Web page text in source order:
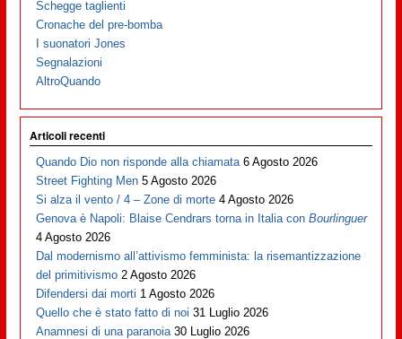
Schegge taglienti
Cronache del pre-bomba
I suonatori Jones
Segnalazioni
AltroQuando
Articoli recenti
Quando Dio non risponde alla chiamata 6 Agosto 2026
Street Fighting Men 5 Agosto 2026
Si alza il vento / 4 – Zone di morte 4 Agosto 2026
Genova è Napoli: Blaise Cendrars torna in Italia conBourlinguer
4 Agosto 2026
Dal modernismo all’attivismo femminista: la risemantizzazione
del primitivismo 2 Agosto 2026
Difendersi dai morti 1 Agosto 2026
Quello che è stato fatto di noi 31 Luglio 2026
Anamnesi di una paranoia 30 Luglio 2026